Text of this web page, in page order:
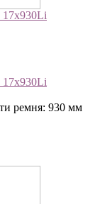
17x930Li
17x930Li
ремня: 930 мм